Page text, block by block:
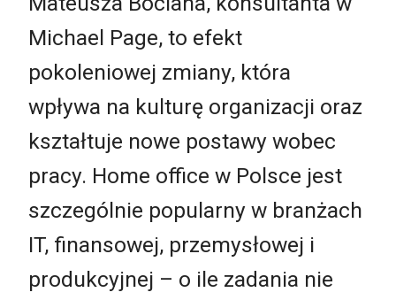
Michael Page, to efekt
pokoleniowej zmiany, która
wpływa na kulturę organizacji oraz
kształtuje nowe postawy wobec
pracy. Home office w Polsce jest
szczególnie popularny w branżach
IT, finansowej, przemysłowej i
produkcyjnej – o ile zadania nie